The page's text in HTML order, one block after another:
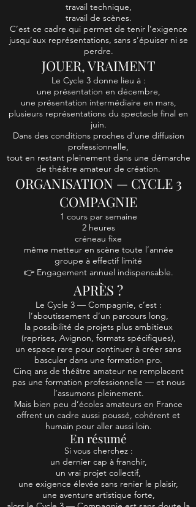
travail technique,
travail de scènes.
C’est ce cadre qui permet de tenir l’exigence
jusqu’aux représentations, sans s’épuiser ni se
perdre.
JOUER, VRAIMENT
Le Cycle 3 donne lieu à :
une présentation en décembre,
une présentation intermédiaire en mars,
plusieurs représentations du spectacle final en
juin.
Dans des conditions proches d’une diffusion
professionnelle,
tout en restant pleinement dans une démarche
de théâtre amateur de création.
ORGANISATION — CYCLE 3
COMPAGNIE
1 cours par semaine
2 heures
créneau fixe
même metteur en scène toute l’année
groupe à effectif limité
👉 Engagement annuel indispensable.
APRÈS ?
Le Cycle 3 — Compagnie, c’est :
l’aboutissement d’un parcours long,
la possibilité de projets plus ambitieux
(reprises, Avignon, formats spécifiques),
un espace rare pour continuer à créer sans
basculer dans une formation pro.
Cinq ans de théâtre amateur ne remplacent
pas une formation professionnelle — et nous
l’assumons pleinement.
Mais bien peu d’écoles amateurs en France
offrent un cadre aussi poussé, cohérent et
humain pour aller aussi loin.
En résumé
Si vous cherchez :
un dernier cap à franchir,
un vrai projet collectif,
une exigence élevée sans renier le plaisir,
une aventure artistique forte,